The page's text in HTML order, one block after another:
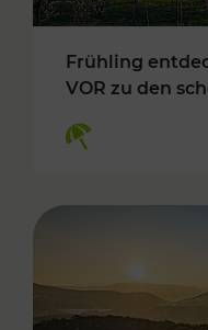
Frühling
VOR zu den